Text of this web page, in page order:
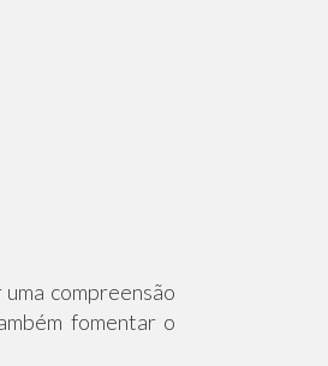
compreensão
fomentar o